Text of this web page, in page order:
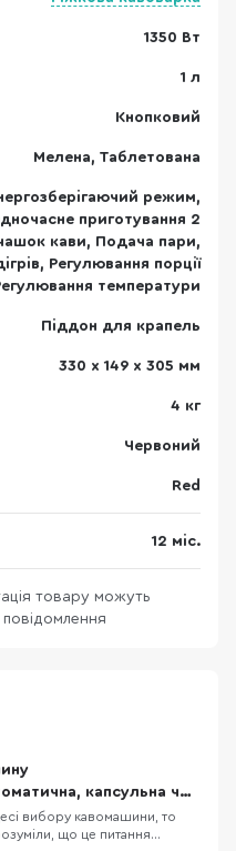
1350 Вт
1 л
Кнопковий
Мелена, Таблетована
режим,
приготування 2
кави, Подача пари,
Регулювання порції
температури
Піддон для крапель
330 х 149 х 305 мм
4 кг
Червоний
Red
12 міс.
товару можуть
капсульна чи
вибору кавомашини, то
що це питання